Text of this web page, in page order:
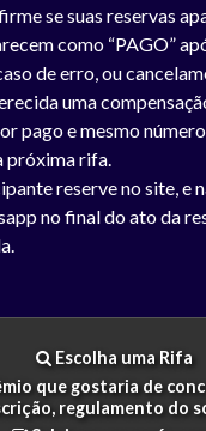
se suas reservas
como “PAGO”
de erro, ou
uma
pago e mesmo
próxima rifa.
reserve no site, e
no final do ato da
Escolha uma Rifa
que gostaria de
regulamento do